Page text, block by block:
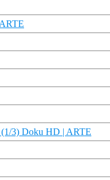
(1/3) Doku HD | ARTE